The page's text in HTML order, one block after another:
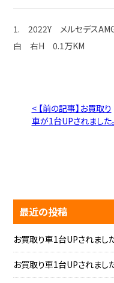
1. 2022Y メルセデス
白 右H 0.1万KM
< 【前の記事】お買取り
車が1台UPされました。
最近の投稿
お買取り車1台UPされました
お買取り車1台UPされました